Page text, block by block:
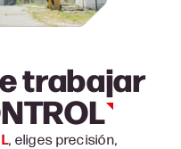
trabajar
, eliges precisión,